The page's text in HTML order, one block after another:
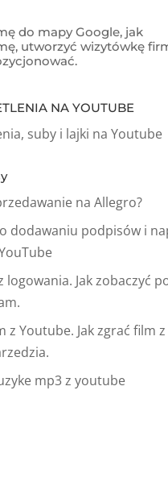
do mapy Google, jak
utworzyć wizytówkę
NA YOUTUBE
suby i lajki na Youtube
na Allegro?
dodawaniu podpisów i
logowania. Jak zobaczyć
z Youtube. Jak zgrać film z
mp3 z youtube